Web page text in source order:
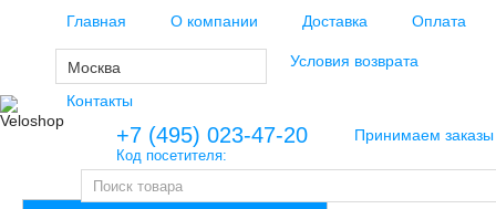
Главная О компании Доставка Оплата
Региональным клиентам Условия возврата
Контакты
Москва
+7 (495) 023-47-20
Код посетителя:
Принимаем